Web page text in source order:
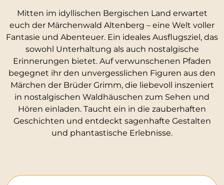
Mitten im idyllischen Bergischen Land erwartet
euch der Märchenwald Altenberg – eine Welt voller
Fantasie und Abenteuer. Ein ideales Ausflugsziel, das
sowohl Unterhaltung als auch nostalgische
Erinnerungen bietet. Auf verwunschenen Pfaden
begegnet ihr den unvergesslichen Figuren aus den
Märchen der Brüder Grimm, die liebevoll inszeniert
in nostalgischen Waldhäuschen zum Sehen und
Hören einladen. Taucht ein in die zauberhaften
Geschichten und entdeckt sagenhafte Gestalten
und phantastische Erlebnisse.